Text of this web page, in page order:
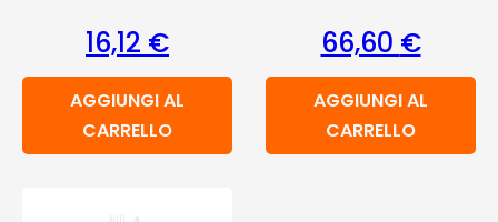
16,12 €
AGGIUNGI AL
CARRELLO
66,60 €
AGGIUNGI AL
CARRELLO